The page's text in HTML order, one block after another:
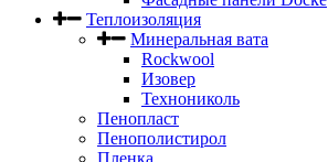
Теплоизоляция
Минеральная вата
Rockwool
Изовер
Технониколь
Пенопласт
Пенополистирол
Пленка